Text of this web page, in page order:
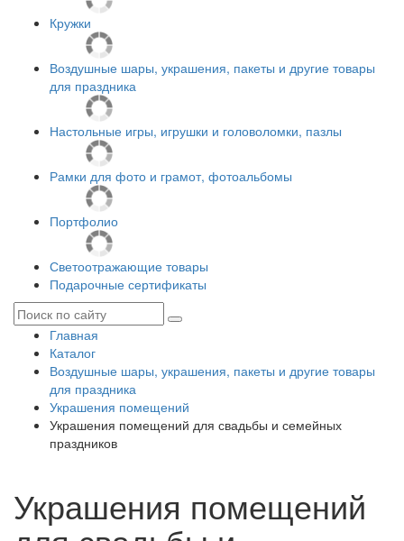
Кружки
Воздушные шары, украшения, пакеты и другие товары
для праздника
Настольные игры, игрушки и головоломки, пазлы
Рамки для фото и грамот, фотоальбомы
Портфолио
Светоотражающие товары
Подарочные сертификаты
Главная
Каталог
Воздушные шары, украшения, пакеты и другие товары
для праздника
Украшения помещений
Украшения помещений для свадьбы и семейных
праздников
Украшения помещений